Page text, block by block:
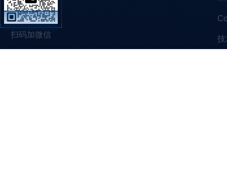
扫码加微信 技